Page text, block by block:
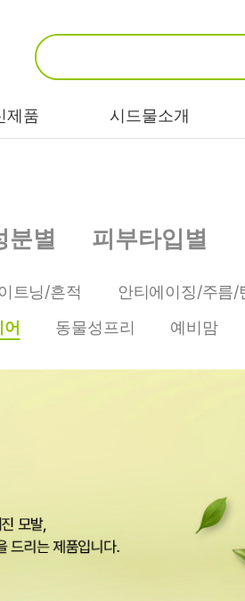
제품 시드물소개
비누/클렌징
마스크/팩/필링
스킨/토너/미스
트
앰플/에센스/세
썬케어
트러블/시카
민감/건조/속당
미백/화이트닝/
장벽케어
분별 피부타입별
트닝/흔적 안티에이징/주름/
동물성프리 예비맘